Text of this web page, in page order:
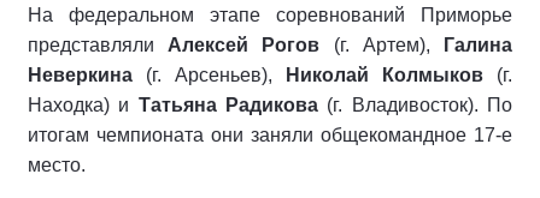
На федеральном этапе соревнований Приморье
представляли Алексей Рогов (г. Артем),
Галина
Неверкина (г. Арсеньев), Николай Колмыков (г.
Находка) и Татьяна Радикова (г. Владивосток). По
итогам чемпионата они заняли общекомандное 17-е
место.